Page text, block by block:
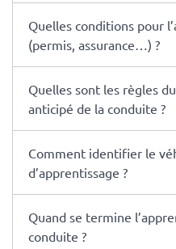
Quelles conditions pour
(permis, assurance…) ?
Quelles sont les règles
anticipé de la conduite ?
Comment identifier le
d’apprentissage ?
Quand se termine
conduite ?